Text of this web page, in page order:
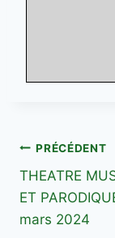
Navigation
de
l’article
PRÉCÉDENT
THEATRE
ET
mars 2024